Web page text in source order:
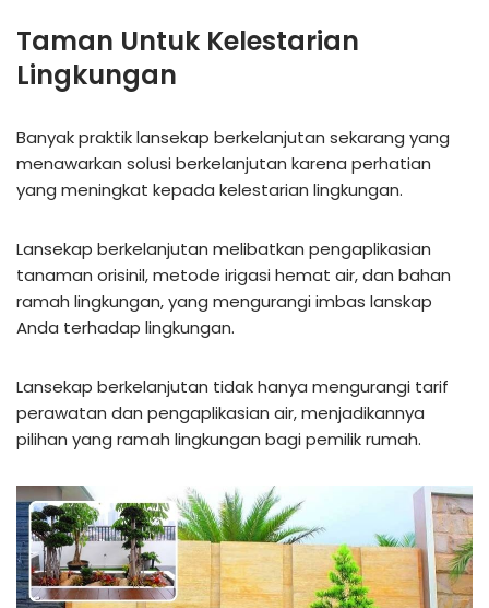
Taman Untuk Kelestarian
Lingkungan
Banyak praktik lansekap berkelanjutan sekarang yang
menawarkan solusi berkelanjutan karena perhatian
yang meningkat kepada kelestarian lingkungan.
Lansekap berkelanjutan melibatkan pengaplikasian
tanaman orisinil, metode irigasi hemat air, dan bahan
ramah lingkungan, yang mengurangi imbas lanskap
Anda terhadap lingkungan.
Lansekap berkelanjutan tidak hanya mengurangi tarif
perawatan dan pengaplikasian air, menjadikannya
pilihan yang ramah lingkungan bagi pemilik rumah.